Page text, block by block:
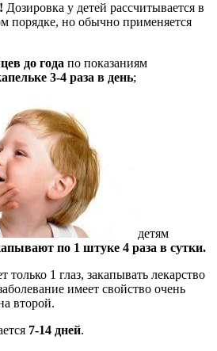
Дозировка у детей рассчитывается в
порядке, но обычно применяется
до года по показаниям
3-4 раза в день;
детям
по 1 штуке 4 раза в сутки.
только 1 глаз, закапывать лекарство
имеет свойство очень
второй.
7-14 дней.